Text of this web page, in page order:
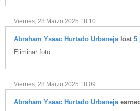
Viernes, 28 Marzo 2025 18:10
Abraham Ysaac Hurtado Urbanejalost 5
Eliminar foto
Viernes, 28 Marzo 2025 18:09
Abraham Ysaac Hurtado Urbanejaearned